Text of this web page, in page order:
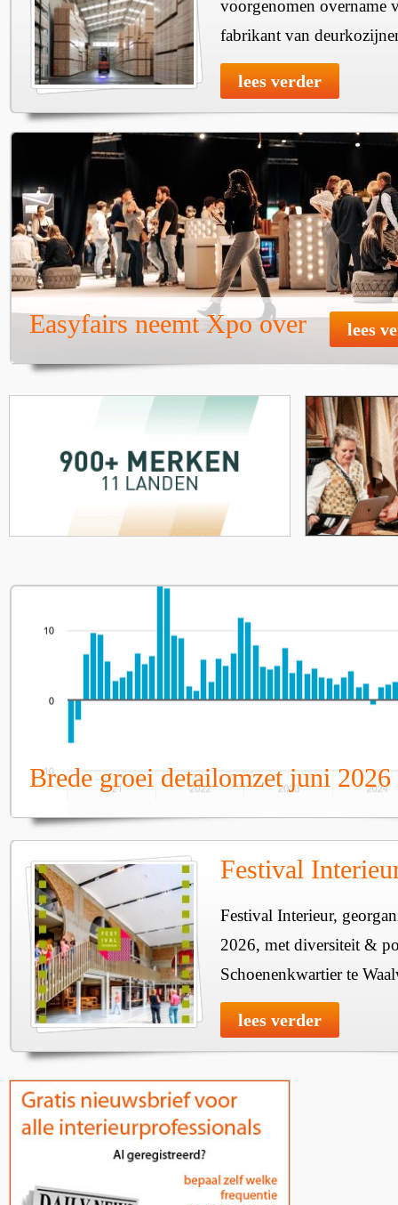
voorgenomen overname
fabrikant van
lees verder
Easyfairs neemt Xpo over lees
Brede groei detailomzet juni 2026
Festival
Festival Interieur,
2026, met diversiteit &
Schoenenkwartier te
lees verder